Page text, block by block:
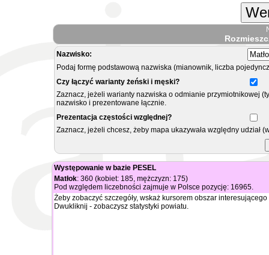
Nazwisko:
Podaj formę podstawową nazwiska (mianownik, liczba
Czy łączyć warianty żeński i męski?
Zaznacz, jeżeli warianty nazwiska o odmianie przymiotnikowej
nazwisko i prezentowane łącznie.
Prezentacja częstości względnej?
Zaznacz, jeżeli chcesz, żeby mapa ukazywała względny
Występowanie w bazie PESEL
Matłok: 360 (kobiet: 185, mężczyzn: 175)
Pod względem liczebności zajmuje w Polsce pozycję: 16965.
Żeby zobaczyć szczegóły, wskaż kursorem obszar
Dwukliknij - zobaczysz statystyki powiatu.